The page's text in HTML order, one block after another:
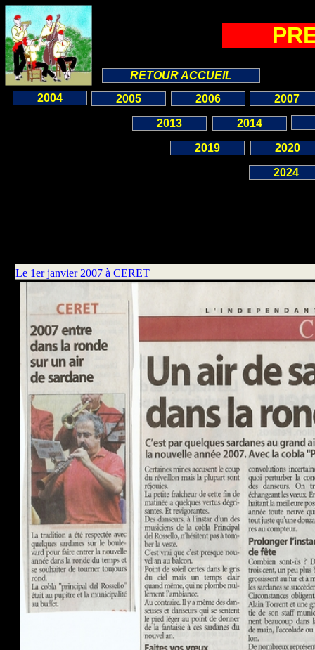
RETOUR ACCUEIL
2004
2005 2006 2007
2013 2014
2019 2020
2024
Le 1er janvier 2007 à CERET